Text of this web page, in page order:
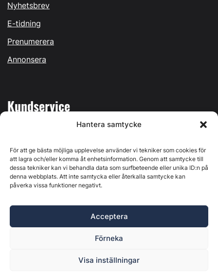
Hantera samtycke
För att ge bästa möjliga upplevelse använder vi tekniker som cookies för
att lagra och/eller komma åt enhetsinformation. Genom att samtycke till
dessa tekniker kan vi behandla data som surfbeteende eller unika ID:n på
denna webbplats. Att inte samtycka eller återkalla samtycke kan
påverka vissa funktioner negativt.
Acceptera
Förneka
Visa inställningar
Nyhetsbrev
E-tidning
Prenumerera
Annonsera
Kundservice
Kontakta oss
Östernäsvägen 1, 827 32 Ljusdal, org.nr: 556625-6425 -
Ansvarig utgivare: Henrik Ekberg. Innehållet på denna
webbplats är upphovsrättsligt skyddat. Ange källa vid citering.
Byggvärlden är en del avMarknadsdatagruppen
Policy för datahantering, integritet och cookies